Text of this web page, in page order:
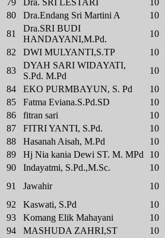
79
Dra. SRI LESTARI 10
80
Dra.Endang Sri Martini A 10
81
Dra.SRI BUDI
HANDAYANI,M.Pd.
10
82
DWI MULYANTI,S.TP 10
83
DYAH SARI WIDAYATI,
S.Pd. M.Pd
10
84
EKO PURMBAYUN, S. Pd 10
85
Fatma Eviana.S.Pd.SD 10
86
fitran sari 10
87
FITRI YANTI, S.Pd. 10
88
Hasanah Aisah, M.Pd 10
89
Hj Nia kania Dewi ST. M. MPd 10
90
Indayatmi, S.Pd.,M.Sc. 10
91
Jawahir 10
92
Kaswati, S.Pd 10
93
Komang Elik Mahayani 10
94
MASHUDA ZAHRI,ST 10